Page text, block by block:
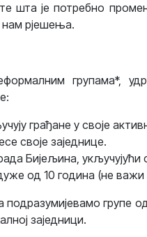
шта је потребно
нам рјешења.
групама*,
грађане у своје
своје заједнице.
Бијељина,
од 10 година (не важи
групе
заједници.